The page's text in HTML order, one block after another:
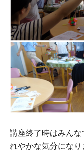
講座終了時はみん
れやかな気分にな